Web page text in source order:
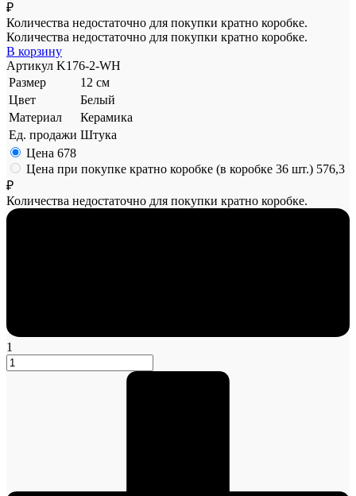
₽
Количества недостаточно для покупки кратно коробке.
Количества недостаточно для покупки кратно коробке.
В корзину
Артикул K176-2-WH
Размер
12 см
Цвет
Белый
Материал
Керамика
Ед. продажи Штука
Цена 678
Цена при покупке кратно коробке (в коробке 36 шт.) 576,3
₽
Количества недостаточно для покупки кратно коробке.
1